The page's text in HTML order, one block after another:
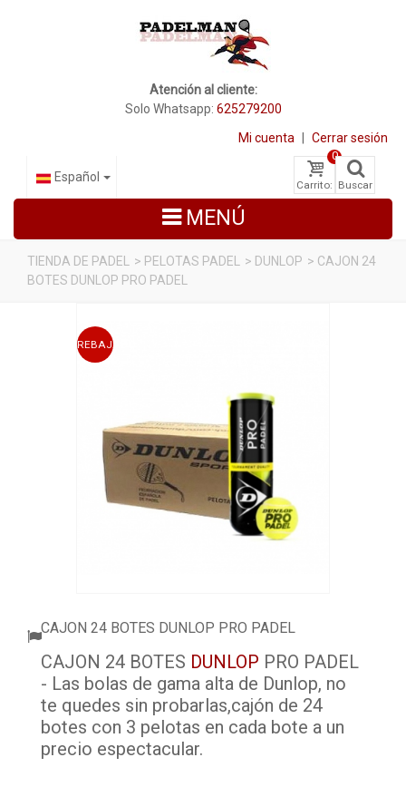
Atención al cliente:
Solo Whatsapp: 625279200
Mi cuenta Cerrar sesión
Carrito:
0
Buscar
Español
MENÚ
ZAPATILLAS DE PADEL
PELOTAS PADEL
TIENDA DE PADEL > PELOTAS PADEL > DUNLOP > CAJON 24
BOTES DUNLOP PRO PADEL
REBAJADO
CAJON 24 BOTES DUNLOP PRO PADEL
CAJON 24 BOTES DUNLOP PRO PADEL
- Las bolas de gama alta de Dunlop, no
te quedes sin probarlas,cajón de 24
botes con 3 pelotas en cada bote a un
precio espectacular.